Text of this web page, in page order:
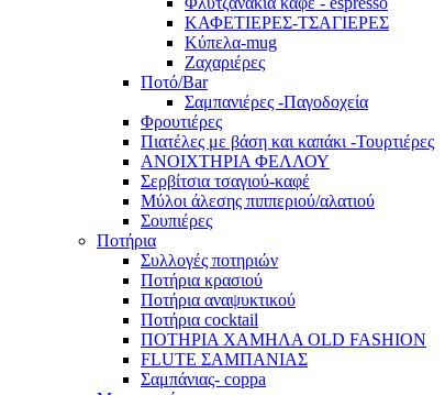
ΚΑΦΕΤΙΕΡΕΣ-ΤΣΑΓΙΕΡΕΣ
Κύπελα-mug
Ζαχαριέρες
Ποτό/Bar
Σαμπανιέρες -Παγοδοχεία
Φρουτιέρες
Πιατέλες με βάση και καπάκι -Τουρτιέρες
ΑΝΟΙΧΤΗΡΙΑ ΦΕΛΛΟΥ
Σερβίτσια τσαγιού-καφέ
Μύλοι άλεσης πιππεριού/αλατιού
Σουπιέρες
Ποτήρια
Συλλογές ποτηριών
Ποτήρια κρασιού
Ποτήρια αναψυκτικού
Ποτήρια cocktail
ΠΟΤΗΡΙΑ ΧΑΜΗΛΑ OLD FASHION
FLUTE ΣΑΜΠΑΝΙΑΣ
Σαμπάνιας- coppa